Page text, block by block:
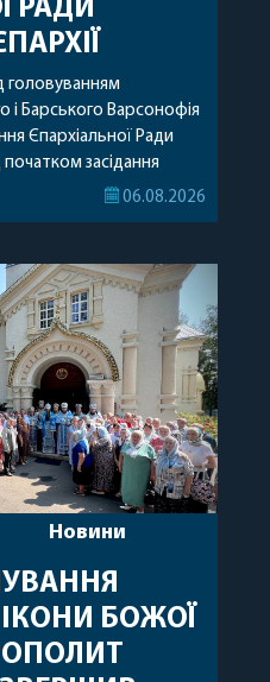
РАДИ
головуванням
і Барського Варсонофія
Єпархіальної Ради
початком засідання
від імені членів Ради
Божої
радості та
подальшому
[…]
06.08.2026
Новини
БОЖОЇ